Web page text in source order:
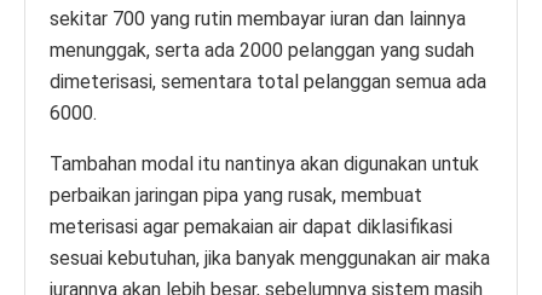
sekitar 700 yang rutin membayar iuran dan lainnya
menunggak, serta ada 2000 pelanggan yang sudah
dimeterisasi, sementara total pelanggan semua ada
6000.
Tambahan modal itu nantinya akan digunakan untuk
perbaikan jaringan pipa yang rusak, membuat
meterisasi agar pemakaian air dapat diklasifikasi
sesuai kebutuhan, jika banyak menggunakan air maka
iurannya akan lebih besar, sebelumnya sistem masih